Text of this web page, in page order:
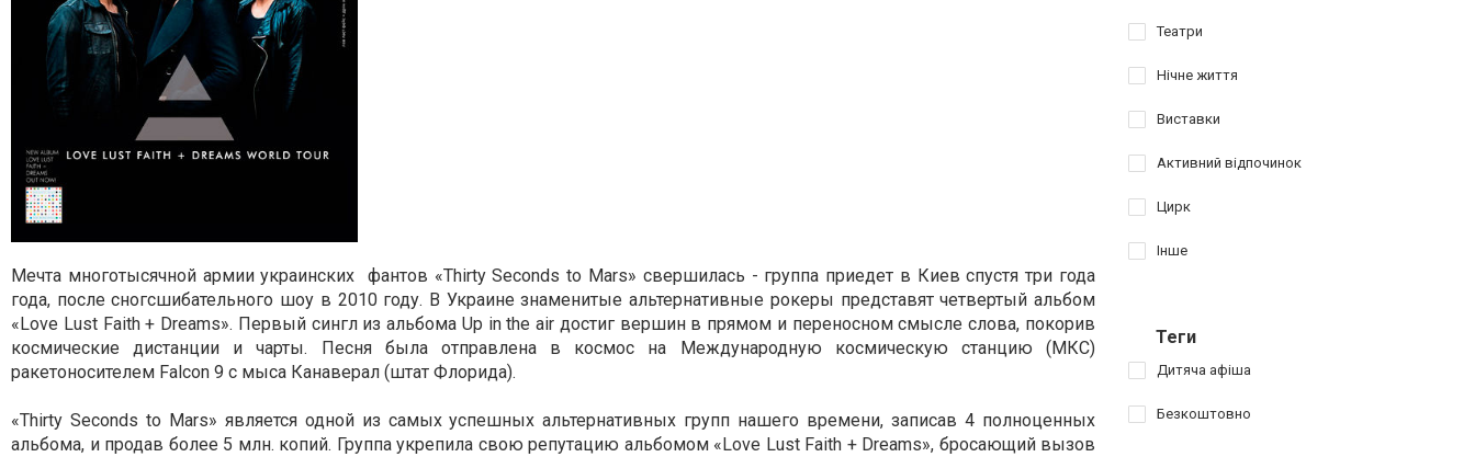
Мечта многотысячной армии украинских фантов «Thirty Seconds to Mars» свершилась - группа приедет в Киев спустя три года
года, после сногсшибательного шоу в 2010 году. В Украине знаменитые альтернативные рокеры представят четвертый альбом
«Love Lust Faith + Dreams». Первый сингл из альбома Up in the air достиг вершин в прямом и переносном смысле слова, покорив
космические дистанции и чарты. Песня была отправлена в космос на Международную космическую станцию (МКС)
ракетоносителем Falcon 9 с мыса Канаверал (штат Флорида).
«Thirty Seconds to Mars» является одной из самых успешных альтернативных групп нашего времени, записав 4 полноценных
альбома, и продав более 5 млн. копий. Группа укрепила свою репутацию альбомом «Love Lust Faith + Dreams», бросающий вызов
Театри
Нічне життя
Виставки
Активний відпочинок
Цирк
Інше
Теги
Дитяча афіша
Безкоштовно